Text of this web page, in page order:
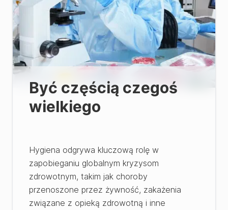
Być częścią czegoś
wielkiego
Hygiena odgrywa kluczową rolę w
zapobieganiu globalnym kryzysom
zdrowotnym, takim jak choroby
przenoszone przez żywność, zakażenia
związane z opieką zdrowotną i inne